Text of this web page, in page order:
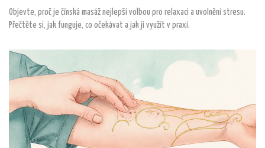
Objevte, proč je čínská masáž nejlepší volbou pro relaxaci a uvolnění stresu.
Přečtěte si, jak funguje, co očekávat a jak ji využít v praxi.